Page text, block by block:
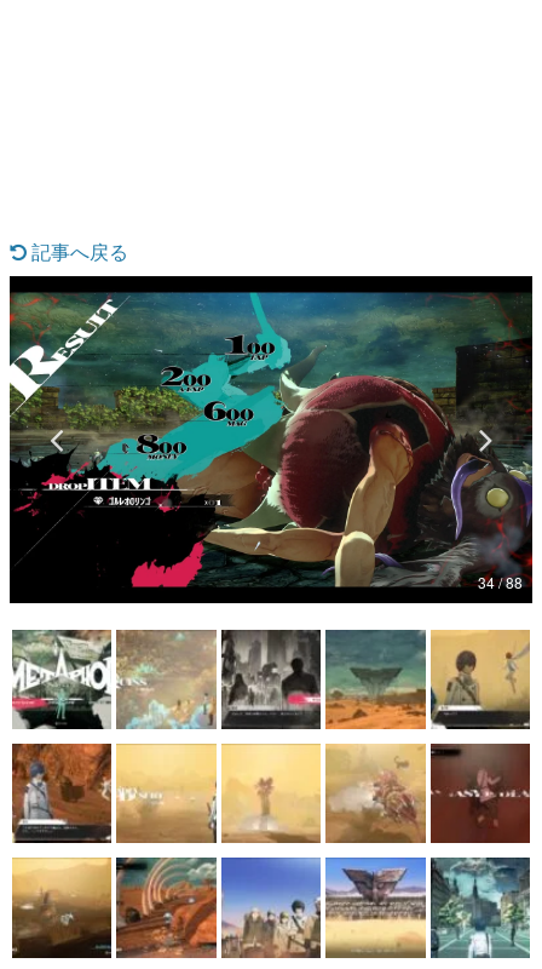
なんでゲームは面白い？
ゲーム開発者・hamatsu氏がゲームの魅力を画面や操作の
具体的な形から解き明かしていく、硬派で骨太な評論連載
です。
ゲームが変えた日本語
「経験値」「裏技」「ラスボス」… ゲームにまつわる言葉
の起源や用法の変遷を、コンピューター文化史研究家・タ
イニーP氏が徹底調査。
カテゴリ
特集記事
女性向け
アプリレビュー
その他
電ファミニコゲーマーとは？
運営：株式会社マレ
記事へ戻る
34 / 88